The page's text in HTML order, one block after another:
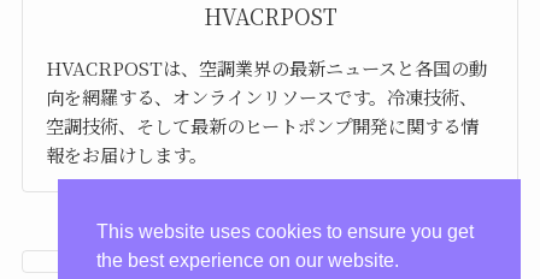
HVACRPOST
HVACRPOSTは、空調業界の最新ニュースと各国の動
向を網羅する、オンラインリソースです。冷凍技術、
空調技術、そして最新のヒートポンプ開発に関する情
報をお届けします。
This website uses cookies to ensure you get
the best experience on our website.